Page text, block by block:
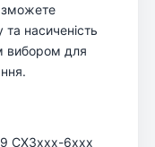
зможете
та насиченість
вибором для
CX3xxx-6xxx